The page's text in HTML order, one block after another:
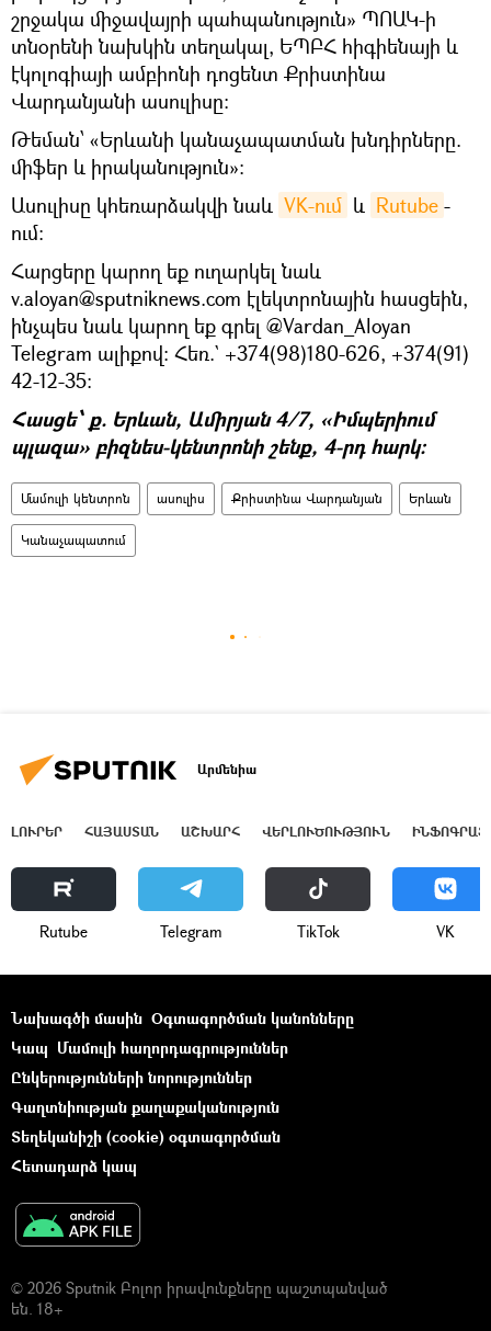
շրջակա միջավայրի պահպանություն» ՊՈԱԿ-ի
տնօրենի նախկին տեղակալ, ԵՊԲՀ հիգիենայի և
էկոլոգիայի ամբիոնի դոցենտ Քրիստինա
Վարդանյանի ասուլիսը։
Թեման՝ «Երևանի կանաչապատման խնդիրները.
միֆեր և իրականություն»։
Ասուլիսը կհեռարձակվի նաև VK-ում և Rutube -
ում:
Հարցերը կարող եք ուղարկել նաև
v.aloyan@sputniknews.com էլեկտրոնային հասցեին,
ինչպես նաև կարող եք գրել @Vardan_Aloyan
Telegram ալիքով: Հեռ.` +374(98)180-626, +374(91)
42-12-35։
Հասցե՝ ք. Երևան, Ամիրյան 4/7, «Իմպերիում
պլազա» բիզնես-կենտրոնի շենք, 4-րդ հարկ։
Մամուլի կենտրոն ասուլիս Քրիստինա Վարդանյան Երևան
Կանաչապատում
Արմենիա
ԼՈՒՐԵՐ ՀԱՅԱՍՏԱՆ ԱՇԽԱՐՀ ՎԵՐԼՈՒԾՈՒԹՅՈՒՆ
Rutube Telegram ТikТоk VK
Նախագծի մասին Օգտագործման կանոնները
Կապ Մամուլի հաղորդագրություններ
Ընկերությունների նորություններ
Գաղտնիության քաղաքականություն
Տեղեկանիշի (cookie) օգտագործման
Հետադարձ կապ
© 2026 Sputnik Բոլոր իրավունքները պաշտպանված
են. 18+